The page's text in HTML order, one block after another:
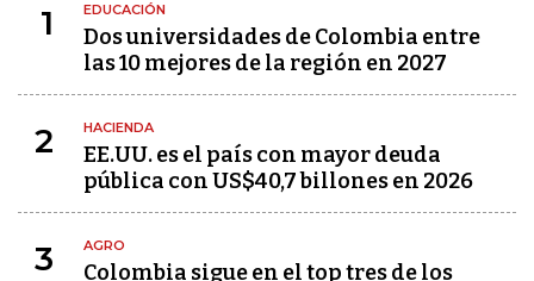
1 EDUCACIÓN
Dos universidades de Colombia entre
las 10 mejores de la región en 2027
2 HACIENDA
EE.UU. es el país con mayor deuda
pública con US$40,7 billones en 2026
3 AGRO
Colombia sigue en el top tres de los